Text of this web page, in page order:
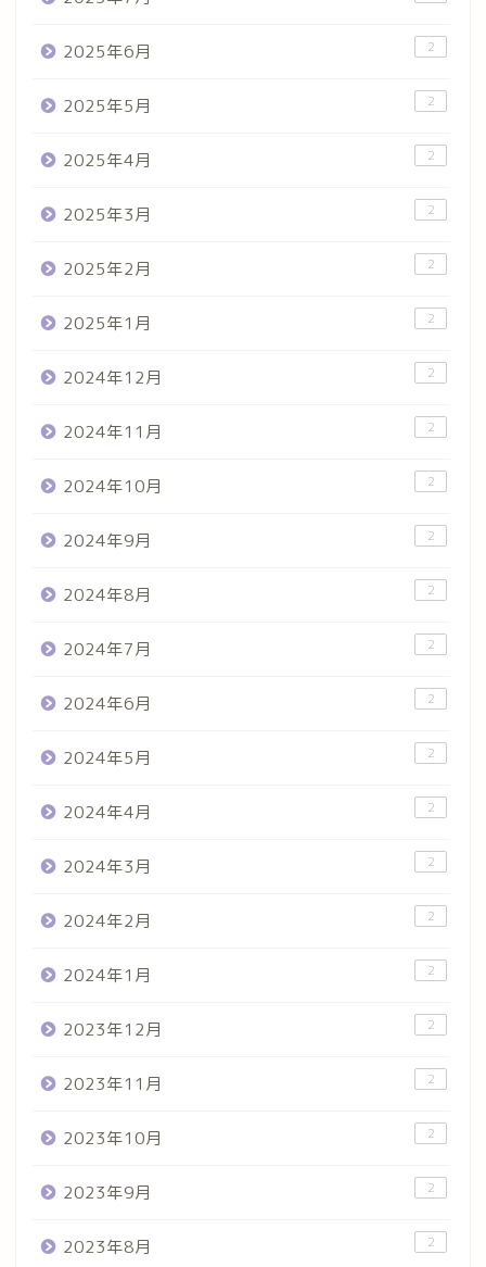
2025年6月 2
2025年5月 2
2025年4月 2
2025年3月 2
2025年2月 2
2025年1月 2
2024年12月 2
2024年11月 2
2024年10月 2
2024年9月 2
2024年8月 2
2024年7月 2
2024年6月 2
2024年5月 2
2024年4月 2
2024年3月 2
2024年2月 2
2024年1月 2
2023年12月 2
2023年11月 2
2023年10月 2
2023年9月 2
2023年8月 2